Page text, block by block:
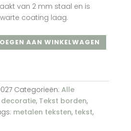
van 2 mm staal en is
coating laag.
AAN WINKELWAGEN
Categorieën: Alle
decoratie, Tekst borden,
metalen teksten, tekst,